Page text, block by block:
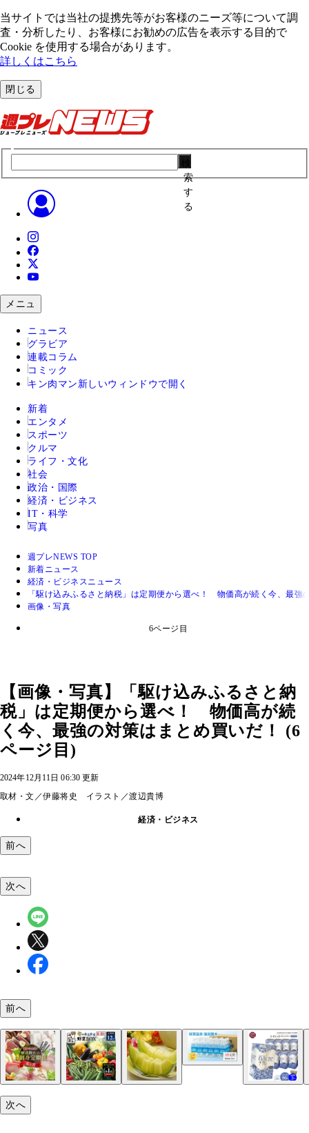
当サイトでは当社の提携先等がお客様のニーズ等について調
査・分析したり、お客様にお勧めの広告を表⽰する⽬的で
Cookie を使⽤する場合があります。
詳しくはこちら
閉じる
索
す
る
メニュ
ニュース
グラビア
連載コラム
コミック
キン肉マン 新しいウィンドウで開く
新着
エンタメ
スポーツ
クルマ
ライフ・文化
社会
政治・国際
経済・ビジネス
IT・科学
写真
週プレNEWS TOP
新着ニュース
経済・ビジネスニュース
「駆け込みふるさと納税」は定期便から選べ！ 物価高が続く今、最強
画像・写真
6ページ目
【画像・写真】「駆け込みふるさと納
税」は定期便から選べ！ 物価高が続
く今、最強の対策はまとめ買いだ！ (6
ページ目)
2024年12月11日 06:30 更新
取材・文／伊藤将史 イラスト／渡辺貴博
経済・ビジネス
前へ
《鹿児島県垂水市》財寶温泉（ざいほうおんせん
酸水500ml×24本／寄付金額 5万4000円／垂水市で
次へ
前へ
次へ